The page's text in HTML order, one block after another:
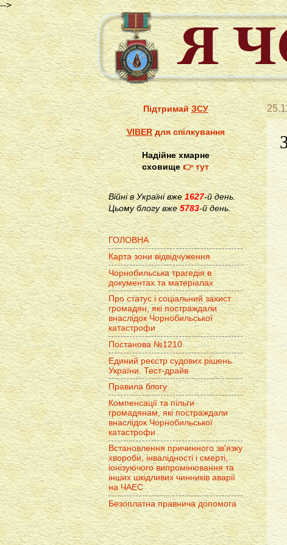
-->
ПідтримайЗСУ
VIBERдля спілкування
Надійне хмарне
сховище👉 тут
Війні в Україні вже1627-й день.
Цьому блогу вже 5783-й день.
ГОЛОВНА
Карта зони відвідчуження
Чорнобильська трагедія в
документах та матеріалах
Про статус і соціальний захист
громадян, які постраждали
внаслідок Чорнобильської
катастрофи
Постанова №1210
Единий реєстр судових рішень
України. Тест-драйв
Правила блогу
Компенсації та пільги
громадянам, які постраждали
внаслідок Чорнобильської
катастрофи
Встановлення причинного зв'язку
хвороби, інвалідності і смерті,
іонізуючого випромінювання та
інших шкідливих чинників аварії
на ЧАЕС
Безоплатна правнича допомога